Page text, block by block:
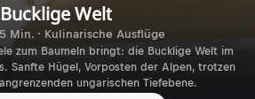
Bucklige Welt
Min. · Kulinarische Ausflüge
zum Baumeln bringt: die Bucklige Welt im
Sanfte Hügel, Vorposten der Alpen, trotzen
ungarischen Tiefebene.